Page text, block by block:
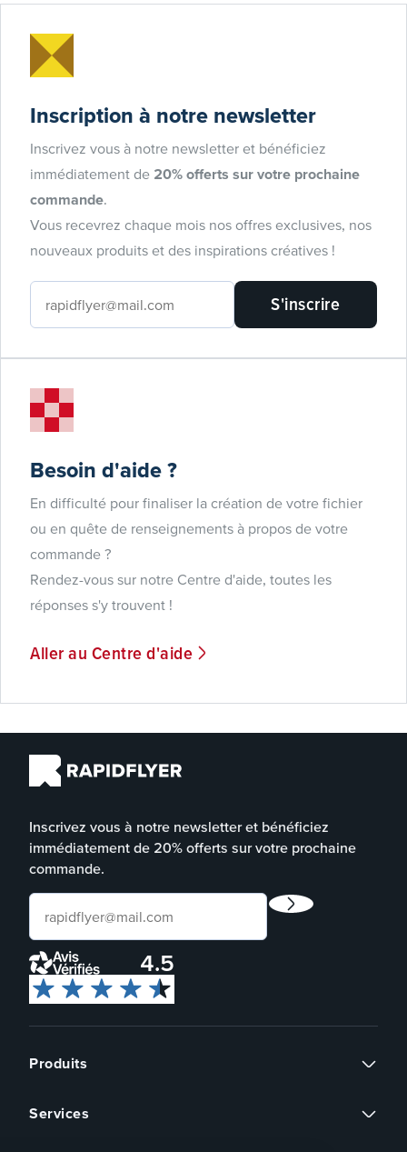
Inscription à notre newsletter
Inscrivez vous à notre newsletter et bénéficiez
immédiatement de 20% offerts sur votre prochaine
commande
Vous recevrez chaque mois nos offres exclusives, nos
nouveaux produits et des inspirations créatives !
S'inscrire
Besoin d'aide ?
En difficulté pour finaliser la création de votre fichier
ou en quête de renseignements à propos de votre
commande ?
Rendez-vous sur notre Centre d'aide, toutes les
réponses s'y trouvent !
Aller au Centre d'aide
Inscrivez vous à notre newsletter et bénéficiez
immédiatement de 20% offerts sur votre prochaine
commande.
4.5
Produits
Cartes de visite
Services